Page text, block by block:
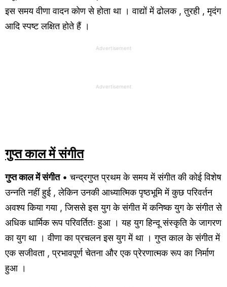
इस समय वीणा वादन कोण से होता था । वाद्यों में ढोलक , तुरही , मृदंग
आदि स्पष्ट लक्षित होते हैं ।
Advertisement
Advertisement
गुप्त काल में संगीत
गुप्त काल में संगीत• चन्द्रगुप्त प्रथम के समय में संगीत की कोई विशेष
उन्नति नहीं हुई , लेकिन उनकी आध्यात्मिक पृष्ठभूमि में कुछ परिवर्तन
अवश्य किया गया , जिससे इस युग के संगीत में कनिष्क युग के संगीत से
अधिक धार्मिक रूप परिवर्तितः हुआ । यह युग हिन्दू संस्कृति के जागरण
का युग था । वीणा का प्रचलन इस युग में था । गुप्त काल के संगीत में
एक सजीवता , प्रभावपूर्ण चेतना और एक प्रेरणात्मक रूप का निर्माण
हुआ ।